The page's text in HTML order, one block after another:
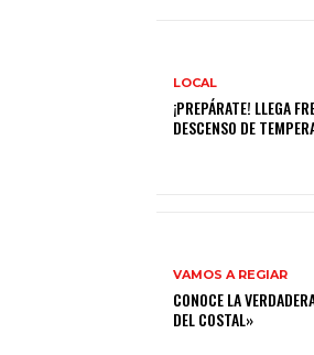
LOCAL
¡PREPÁRATE! LLEGA
DESCENSO DE
VAMOS A REGIAR
CONOCE LA
DEL COSTAL»